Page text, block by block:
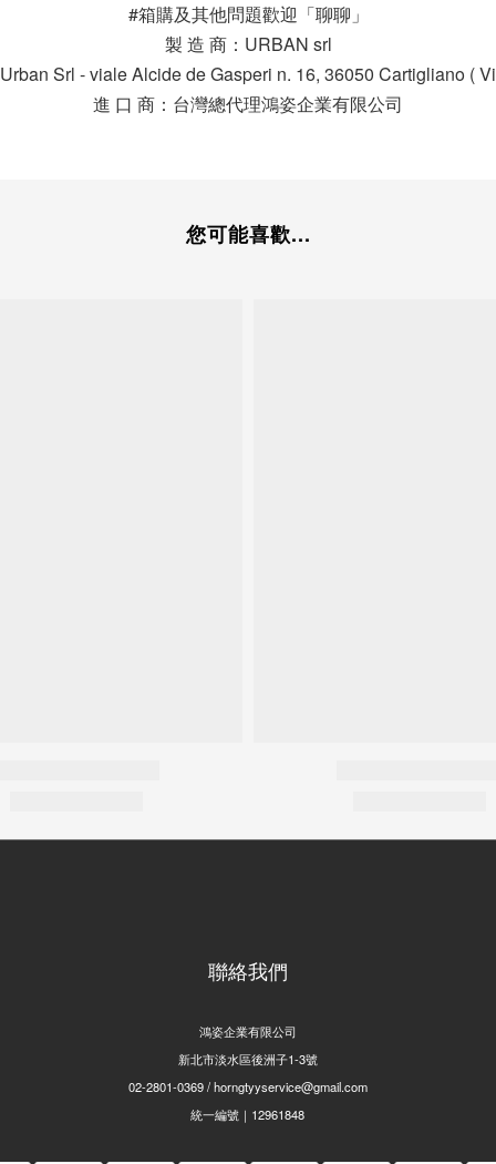
#箱購及其他問題歡迎「聊聊」
製 造 商：URBAN srl
Srl - viale Alcide de Gasperi n. 16, 36050 Cartigliano (
進 口 商：台灣總代理鴻姿企業有限公司
您可能喜歡...
聯絡我們
鴻姿企業有限公司
新北市淡水區後洲子1-3號
02-2801-0369 / horngtyyservice@gmail.com
統一編號｜12961848